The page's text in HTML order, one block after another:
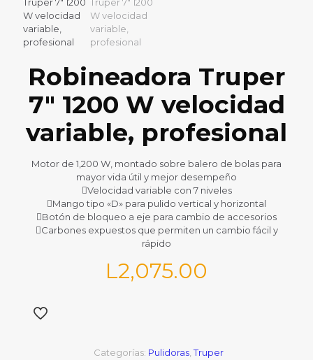
Robineadora Truper
7″ 1200 W velocidad
variable, profesional
Motor de 1,200 W, montado sobre balero de bolas para
mayor vida útil y mejor desempeño
Velocidad variable con 7 niveles
Mango tipo «D» para pulido vertical y horizontal
Botón de bloqueo a eje para cambio de accesorios
Carbones expuestos que permiten un cambio fácil y
rápido
L2,075.00
Categorías: Pulidoras,Truper